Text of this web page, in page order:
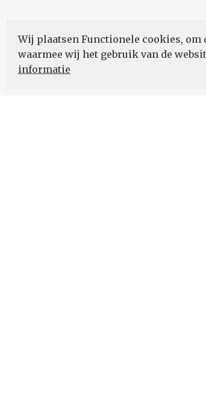
Wij plaatsen Functionele cookies, om
waarmee wij het gebruik van de
informatie